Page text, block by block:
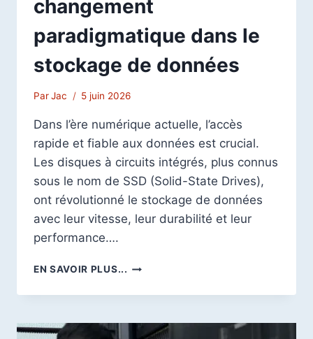
changement
paradigmatique dans le
stockage de données
ParJac 5 juin 2026
Dans l’ère numérique actuelle, l’accès
rapide et fiable aux données est crucial.
Les disques à circuits intégrés, plus connus
sous le nom de SSD (Solid-State Drives),
ont révolutionné le stockage de données
avec leur vitesse, leur durabilité et leur
performance….
EN SAVOIR PLUS... LES
À
INTÉGRÉS